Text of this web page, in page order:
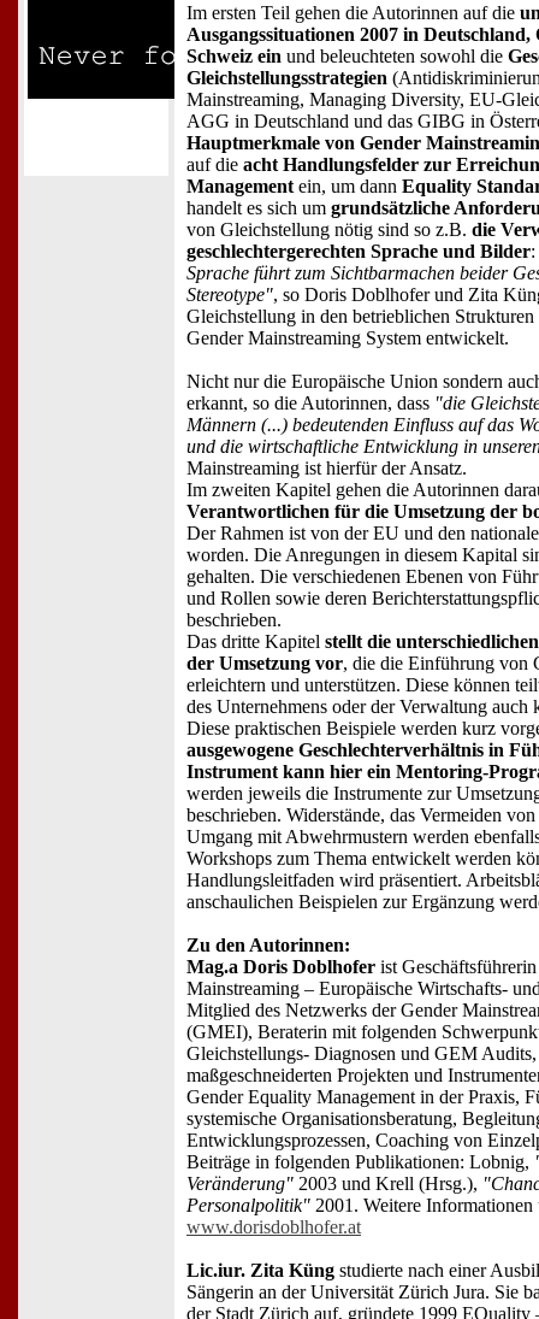
Im ersten Teil gehen die Autorinnen auf die
Ausgangssituationen 2007 in
Schweiz ein und beleuchteten sowohl die
Gleichstellungsstrategien
Mainstreaming, Managing Diversity, EU-
AGG in Deutschland und das GIBG in
Hauptmerkmale von Gender
auf die acht Handlungsfelder zur
Management ein, um dann Equality
handelt es sich um grundsätzliche
von Gleichstellung nötig sind so z.B. die
geschlechtergerechten Sprache und Bilder:
Sprache führt zum Sichtbarmachen beider
Stereotype", so Doris Doblhofer und Zita
Gleichstellung in den betrieblichen Strukturen
Gender Mainstreaming System entwickelt.
Nicht nur die Europäische Union sondern
erkannt, so die Autorinnen, dass "die
Männern (...) bedeutenden Einfluss auf das
und die wirtschaftliche Entwicklung in
Mainstreaming ist hierfür der Ansatz.
Im zweiten Kapitel gehen die Autorinnen
Verantwortlichen für die Umsetzung der
Der Rahmen ist von der EU und den
worden. Die Anregungen in diesem Kapital
gehalten. Die verschiedenen Ebenen von
und Rollen sowie deren
beschrieben.
Das dritte Kapitel stellt die
der Umsetzung vor, die die Einführung von
erleichtern und unterstützen. Diese können
des Unternehmens oder der Verwaltung auch
Diese praktischen Beispiele werden kurz
ausgewogene Geschlechterverhältnis in
Instrument kann hier ein Mentoring-
werden jeweils die Instrumente zur
beschrieben. Widerstände, das Vermeiden
Umgang mit Abwehrmustern werden
Workshops zum Thema entwickelt werden
Handlungsleitfaden wird präsentiert.
anschaulichen Beispielen zur Ergänzung
Zu den Autorinnen:
Mag.a Doris Doblhofer ist
Mainstreaming – Europäische Wirtschafts-
Mitglied des Netzwerks der Gender
(GMEI), Beraterin mit folgenden
Gleichstellungs- Diagnosen und GEM
maßgeschneiderten Projekten und
Gender Equality Management in der Praxis,
systemische Organisationsberatung,
Entwicklungsprozessen, Coaching von
Beiträge in folgenden Publikationen: Lobnig,
Veränderung" 2003 und Krell (Hrsg.),
Personalpolitik" 2001. Weitere
www.dorisdoblhofer.at
Lic.iur. Zita Küng studierte nach einer
Sängerin an der Universität Zürich Jura. Sie
der Stadt Zürich auf, gründete 1999 EQuality